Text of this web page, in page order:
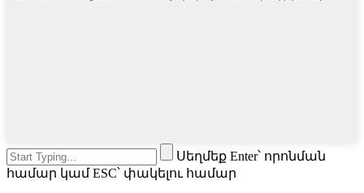
Սեղմեք Enter՝ որոնման
համար կամ ESC՝ փակելու համար